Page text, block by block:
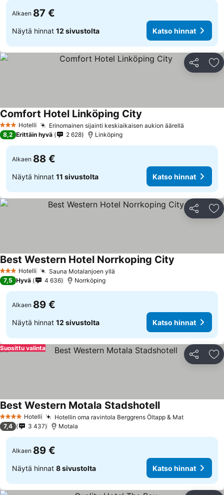
Alkaen 87 €
Näytä hinnat 12 sivustolta Katso hinnat
Jaa
3 Tähtiluokitus
Hotelli Erinomainen sijainti keskiaikaisen aukion äärellä
Comfort Hotel Linköping City
8,2 Erittäin hyvä 2 628 Linköping
Alkaen 88 €
Näytä hinnat 11 sivustolta Katso hinnat
Jaa
3 Tähtiluokitus
Hotelli Sauna Motalanjoen yllä
Best Western Hotel Norrkoping City
7,5 Hyvä 4 636 Norrköping
Alkaen 89 €
Näytä hinnat 12 sivustolta Katso hinnat
Jaa
Suosittu valinta
4 Tähtiluokitus
Hotelli Hotellin oma ravintola Berggrens Öltapp & Mat
Best Western Motala Stadshotell
7,4 3 437 Motala
Alkaen 89 €
Näytä hinnat 8 sivustolta Katso hinnat